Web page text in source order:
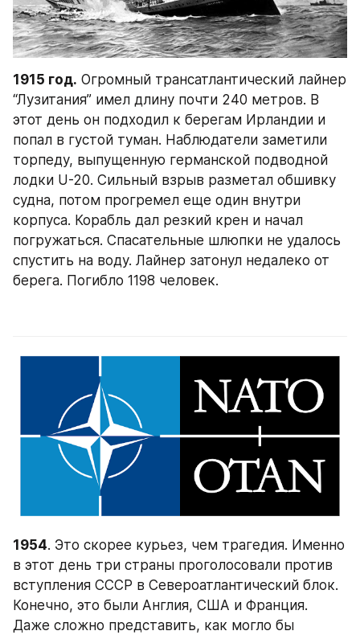
1915 год. Огромный трансатлантический лайнер
“Лузитания” имел длину почти 240 метров. В
этот день он подходил к берегам Ирландии и
попал в густой туман. Наблюдатели заметили
торпеду, выпущенную германской подводной
лодки U-20. Сильный взрыв разметал обшивку
судна, потом прогремел еще один внутри
корпуса. Корабль дал резкий крен и начал
погружаться. Спасательные шлюпки не удалось
спустить на воду. Лайнер затонул недалеко от
берега. Погибло 1198 человек.
1954. Это скорее курьез, чем трагедия. Именно
в этот день три страны проголосовали против
вступления СССР в Североатлантический блок.
Конечно, это были Англия, США и Франция.
Даже сложно представить, как могло бы